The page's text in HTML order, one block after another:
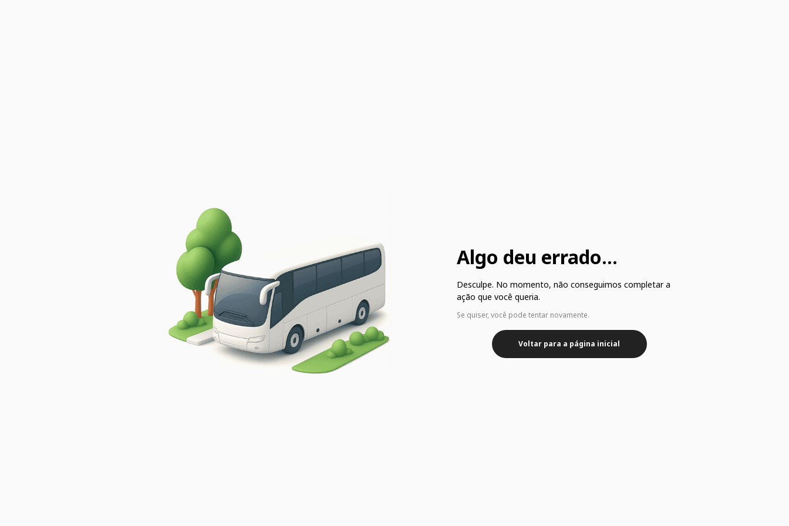
Algo deu errado...
Desculpe. No momento, não conseguimos completar a
ação que você queria.
Se quiser, você pode tentar novamente.
Voltar para a página inicial